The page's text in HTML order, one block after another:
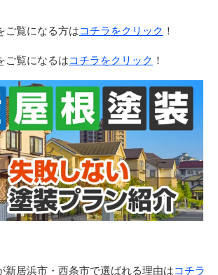
ご覧になる方はコチラをクリック ！
ご覧になるはコチラをクリック ！
新居浜市・西条市で選ばれる理由はコチラ